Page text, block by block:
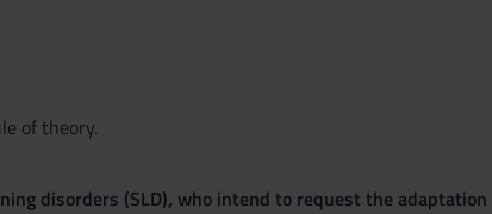
of theory.
disorders (SLD), who intend to request the